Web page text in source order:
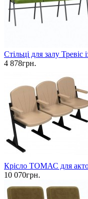
Стільці для залу Тревіс
4 878грн.
Крісло ТОМАС для
10 070грн.